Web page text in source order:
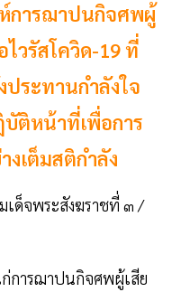
การฌาปนกิจศพผู้
ไวรัสโควิด-19 ที่
ระทานกำลังใจ
ติหน้าที่เพื่อการ
งเต็มสติกำลัง
เด็จพระสังฆราชที่ ๓ /
ก่การฌาปนกิจศพผู้เสีย